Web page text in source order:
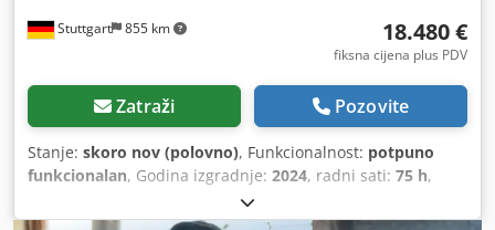
Stuttgart 855 km 18.480 €
fiksna cijena plus PDV
Zatraži Pozovite
Stanje: skoro nov (polovno), Funkcionalnost: potpuno
funkcionalan, Godina izgradnje: 2024, radni sati: 75 h,
, vrsta goriva:
prijenosa:hidrostat,